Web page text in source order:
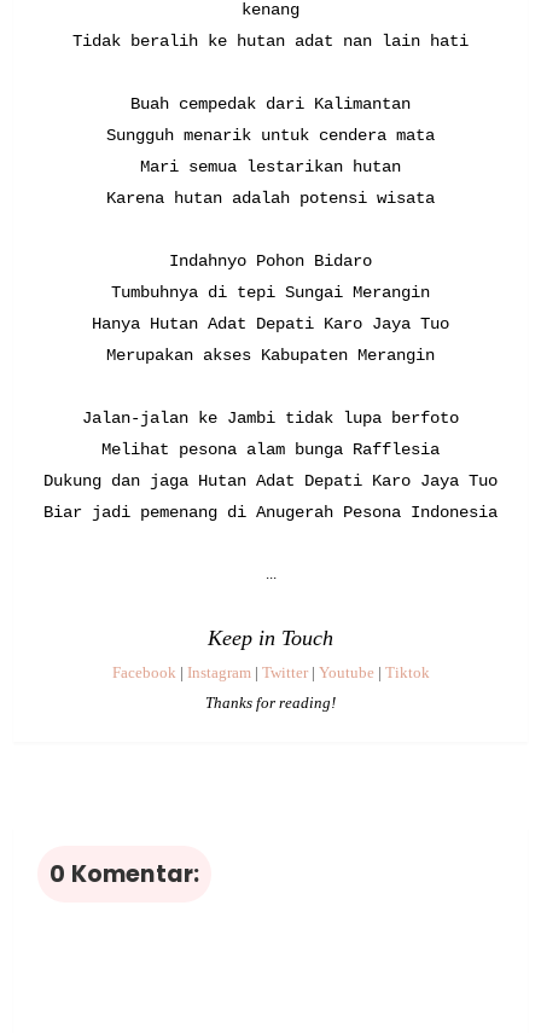
kenang
Tidak beralih ke hutan adat nan lain hati
Buah cempedak dari Kalimantan
Sungguh menarik untuk cendera mata
Mari semua lestarikan hutan
Karena hutan adalah potensi wisata
Indahnyo Pohon Bidaro
Tumbuhnya di tepi Sungai Merangin
Hanya Hutan Adat Depati Karo Jaya Tuo
Merupakan akses Kabupaten Merangin
Jalan-jalan ke Jambi tidak lupa berfoto
Melihat pesona alam bunga Rafflesia
Dukung dan jaga Hutan Adat Depati Karo Jaya Tuo
Biar jadi pemenang di Anugerah Pesona Indonesia
...
Keep in Touch
Facebook | Instagram | Twitter | Youtube| Tiktok
Thanks for reading!
0 Komentar: